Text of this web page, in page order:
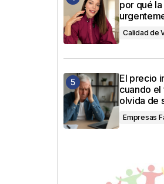
por qué
Calidad de
El precio
cuando
olvida de
Empresas